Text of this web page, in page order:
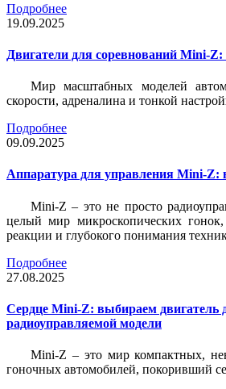
Подробнее
19.09.2025
Двигатели для соревнований Mini-
Мир масштабных моделей
скорости, адреналина и тонкой
Подробнее
09.09.2025
Аппаратура для управления Mini-Z:
Mini-Z – это не просто
целый мир микроскопических
реакции и глубокого понимания
Подробнее
27.08.2025
Сердце Mini-Z: выбираем двигатель
радиоуправляемой модели
Mini-Z – это мир компактных,
гоночных автомобилей, покоривший